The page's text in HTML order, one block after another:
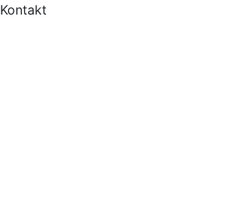
Kontakt